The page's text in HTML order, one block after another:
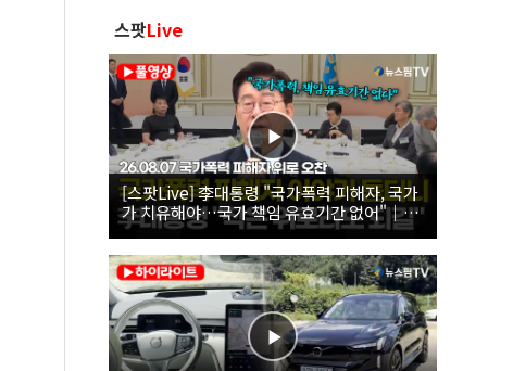
스팟Live
[스팟Live] 李대통령 "국가폭력 피해자, 국가
가 치유해야…국가 책임 유효기간 없어"｜
26.08.07 국가폭력 피해자 위로 오찬